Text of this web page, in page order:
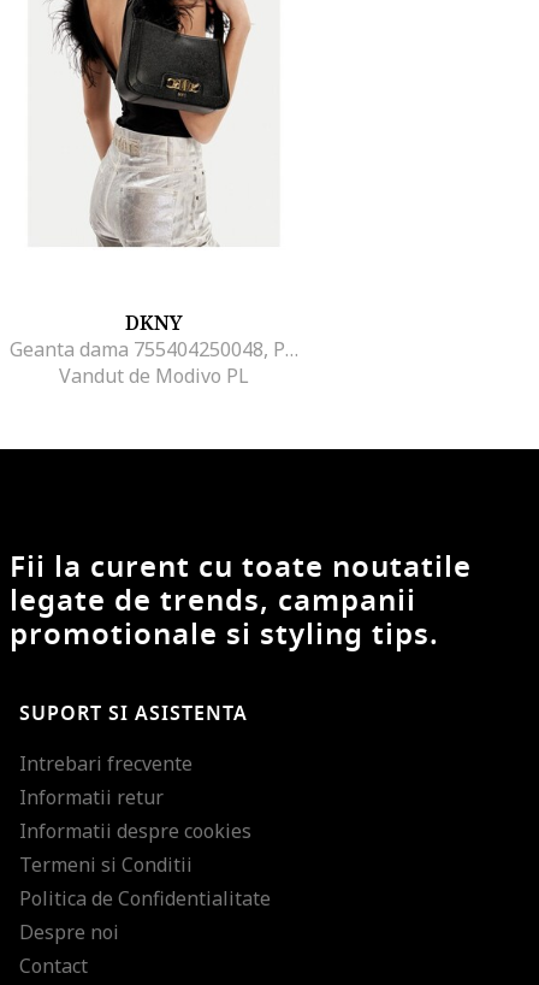
DKNY
Geanta dama 755404250048, Piele naturala, Negru
Vandut de Modivo PL
Fii la curent cu toate noutatile
legate de trends, campanii
promotionale si styling tips.
SUPORT SI ASISTENTA
Intrebari frecvente
Informatii retur
Informatii despre cookies
Termeni si Conditii
Politica de Confidentialitate
Despre noi
Contact